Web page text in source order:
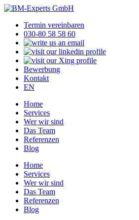
Termin vereinbaren
030-80 58 58 60
Bewerbung
Kontakt
EN
Home
Services
Wer wir sind
Das Team
Referenzen
Blog
Home
Services
Wer wir sind
Das Team
Referenzen
Blog